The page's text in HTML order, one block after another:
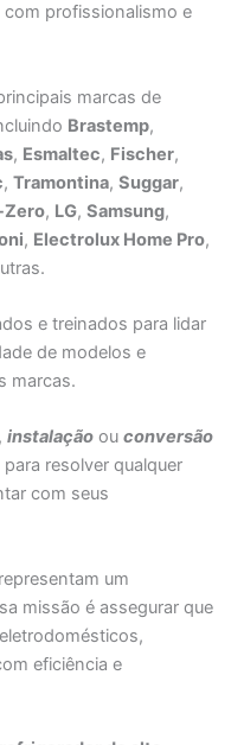
profissionalismo e
marcas de
Brastemp,
, Esmaltec, Fischer,
,Tramontina,Suggar,
Zero, LG,Samsung,
, Electrolux Home Pro,
e treinados para lidar
de modelos e
marcas.
,instalação ouconversão
resolver qualquer
com seus
um
missão é assegurar que
eficiência e